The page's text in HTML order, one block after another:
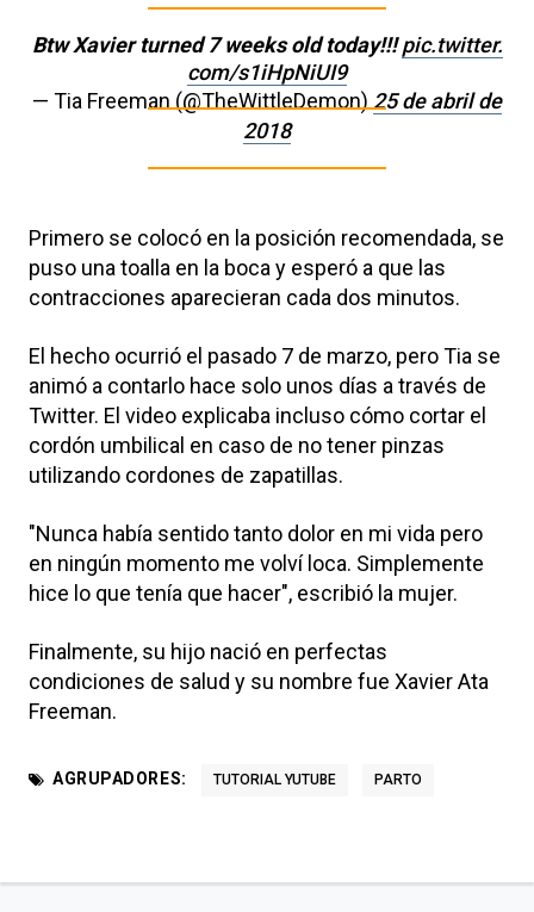
Btw Xavier turned 7 weeks old today!!!pic.twitter.
com/s1iHpNiUI9
— Tia Freeman (@TheWittleDemon) 25 de abril de
2018
Primero se colocó en la posición recomendada, se
puso una toalla en la boca y esperó a que las
contracciones aparecieran cada dos minutos.
El hecho ocurrió el pasado 7 de marzo, pero Tia se
animó a contarlo hace solo unos días a través de
Twitter. El video explicaba incluso cómo cortar el
cordón umbilical en caso de no tener pinzas
utilizando cordones de zapatillas.
"Nunca había sentido tanto dolor en mi vida pero
en ningún momento me volví loca. Simplemente
hice lo que tenía que hacer", escribió la mujer.
Finalmente, su hijo nació en perfectas
condiciones de salud y su nombre fue Xavier Ata
Freeman.
AGRUPADORES: TUTORIAL YUTUBE PARTO